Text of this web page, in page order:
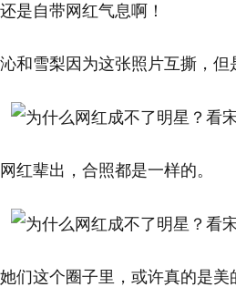
是自带网红气息啊！
和雪梨因为这张照片互撕，
红辈出，合照都是一样的。
们这个圈子里，或许真的是美